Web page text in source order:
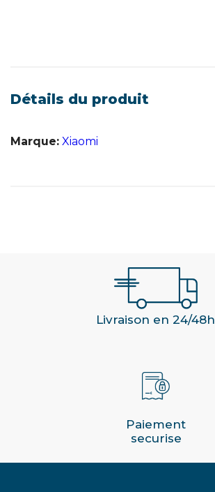
Détails du produit
Marque: Xiaomi
Livraison en 24/48h
Paiement
securise